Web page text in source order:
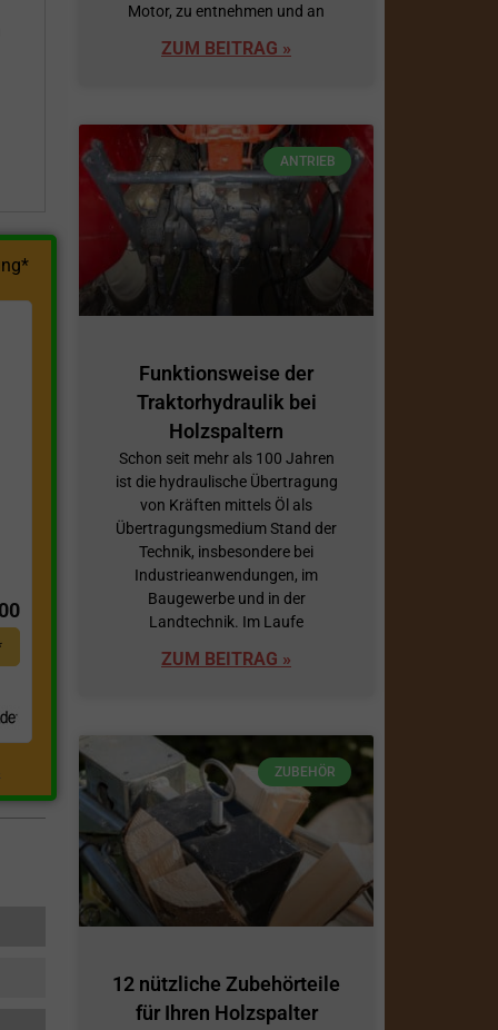
Motor, zu entnehmen und an
ZUM BEITRAG »
ANTRIEB
Funktionsweise der
Traktorhydraulik bei
Holzspaltern
Schon seit mehr als 100 Jahren
ist die hydraulische Übertragung
von Kräften mittels Öl als
Übertragungsmedium Stand der
Technik, insbesondere bei
Industrieanwendungen, im
Baugewerbe und in der
Landtechnik. Im Laufe
ZUM BEITRAG »
ZUBEHÖR
12 nützliche Zubehörteile
für Ihren Holzspalter